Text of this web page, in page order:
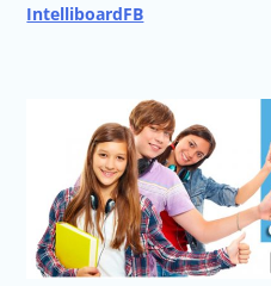
IntelliboardFB